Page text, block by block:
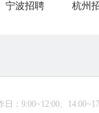
宁波招聘 杭州
日：9:00~12:00、